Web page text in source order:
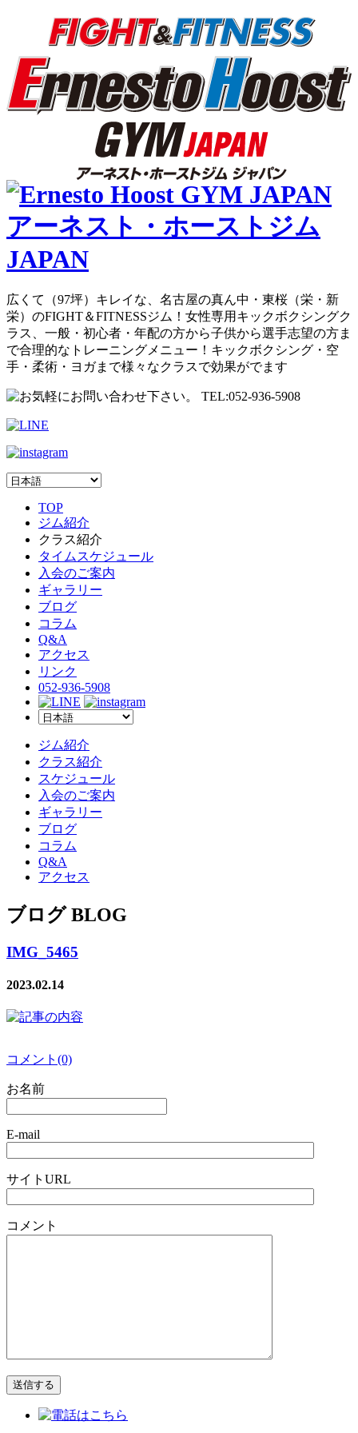
広くて（97坪）キレイな、名古屋の真ん中・東桜（栄・新
栄）のFIGHT＆FITNESSジム！女性専用キックボクシングク
ラス、一般・初心者・年配の方から子供から選手志望の方ま
で合理的なトレーニングメニュー！キックボクシング・空
手・柔術・ヨガまで様々なクラスで効果がでます
TOP
ジム紹介
クラス紹介
タイムスケジュール
入会のご案内
ギャラリー
ブログ
コラム
Q&A
アクセス
リンク
052-936-5908
ジム紹介
クラス紹介
スケジュール
入会のご案内
ギャラリー
ブログ
コラム
Q&A
アクセス
ブログ BLOG
IMG_5465
2023.02.14
コメント(0)
お名前
E-mail
サイトURL
コメント